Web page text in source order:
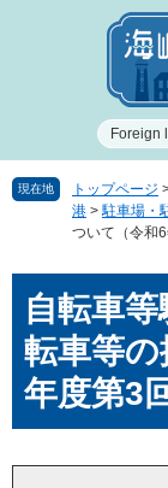
で
ば
Foreign
現在地 トップページ
港 >駐車場・
ついて（令和6
自転車
転車等
年度第3